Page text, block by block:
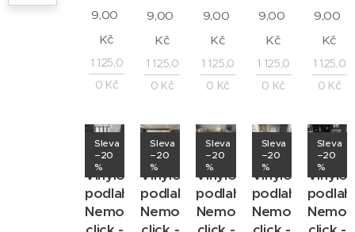
9,00
Kč
1 125,0
0 Kč
9,00
Kč
1 125,0
0 Kč
9,00
Kč
1 125,0
0 Kč
9,00
Kč
1 125,0
0 Kč
9,00
Kč
1 125,0
0 Kč
Vinylová
podlaha
Nemo
Sleva
–20
%
Vinylová
podlaha
Nemo
Sleva
–20
%
Vinylová
podlaha
Nemo
Sleva
–20
%
Vinylová
podlaha
Nemo
Sleva
–20
%
Nemo
Sleva
–20
%